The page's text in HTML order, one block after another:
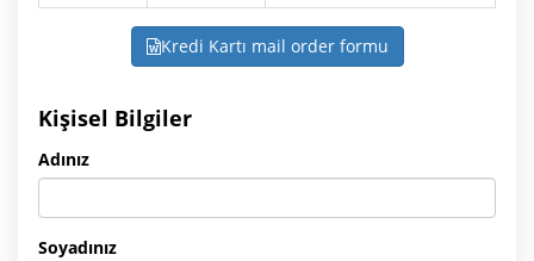
Kredi Kartı mail order formu
Kişisel Bilgiler
Adınız
Soyadınız